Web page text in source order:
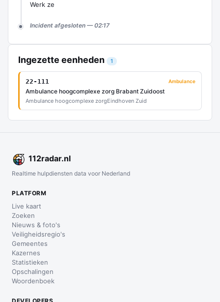
Werk ze
Incident afgesloten — 02:17
Ingezette eenheden 1
22-111 Ambulance
Ambulance hoogcomplexe zorg Brabant Zuidoost
Ambulance hoogcomplexe zorgEindhoven Zuid
112radar.nl
Realtime hulpdiensten data voor Nederland
PLATFORM
Live kaart
Zoeken
Nieuws & foto's
Veiligheidsregio's
Gemeentes
Kazernes
Statistieken
Opschalingen
Woordenboek